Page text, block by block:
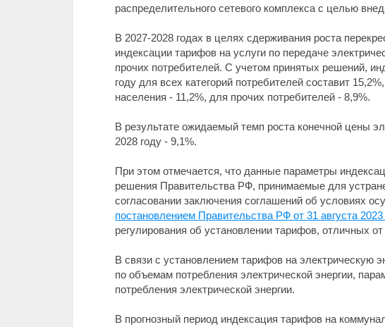
распределительного сетевого комплекса с целью
В 2027-2028 годах в целях сдерживания роста
индексации тарифов на услуги по передаче
прочих потребителей. С учетом принятых решений,
году для всех категорий потребителей составит
населения - 11,2%, для прочих потребителей - 8,9%.
В результате ожидаемый темп роста конечной цены
2028 году - 9,1%.
При этом отмечается, что данные параметры
решения Правительства РФ, принимаемые для
согласовании заключения соглашений об условиях
постановлением Правительства РФ от 31 августа
регулирования об установлении тарифов, отличных
В связи с установлением тарифов на электрическую
по объемам потребления электрической энергии,
потребления электрической энергии.
В прогнозный период индексация тарифов на